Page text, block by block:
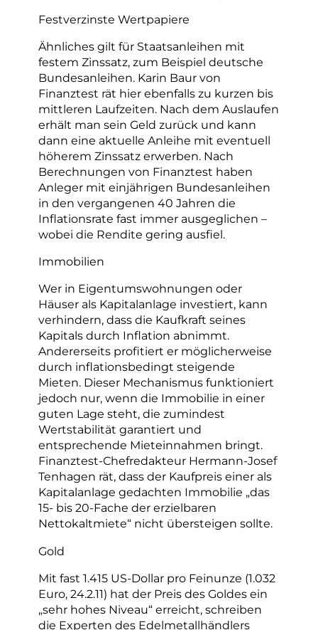
Festverzinste Wertpapiere
Ähnliches gilt für Staatsanleihen mit
festem Zinssatz, zum Beispiel deutsche
Bundesanleihen. Karin Baur von
Finanztest rät hier ebenfalls zu kurzen bis
mittleren Laufzeiten. Nach dem Auslaufen
erhält man sein Geld zurück und kann
dann eine aktuelle Anleihe mit eventuell
höherem Zinssatz erwerben. Nach
Berechnungen von Finanztest haben
Anleger mit einjährigen Bundesanleihen
in den vergangenen 40 Jahren die
Inflationsrate fast immer ausgeglichen –
wobei die Rendite gering ausfiel.
Immobilien
Wer in Eigentumswohnungen oder
Häuser als Kapitalanlage investiert, kann
verhindern, dass die Kaufkraft seines
Kapitals durch Inflation abnimmt.
Andererseits profitiert er möglicherweise
durch inflationsbedingt steigende
Mieten. Dieser Mechanismus funktioniert
jedoch nur, wenn die Immobilie in einer
guten Lage steht, die zumindest
Wertstabilität garantiert und
entsprechende Mieteinnahmen bringt.
Finanztest-Chefredakteur Hermann-Josef
Tenhagen rät, dass der Kaufpreis einer als
Kapitalanlage gedachten Immobilie „das
15- bis 20-Fache der erzielbaren
Nettokaltmiete“ nicht übersteigen sollte.
Gold
Mit fast 1.415 US-Dollar pro Feinunze (1.032
Euro, 24.2.11) hat der Preis des Goldes ein
„sehr hohes Niveau“ erreicht, schreiben
die Experten des Edelmetallhändlers